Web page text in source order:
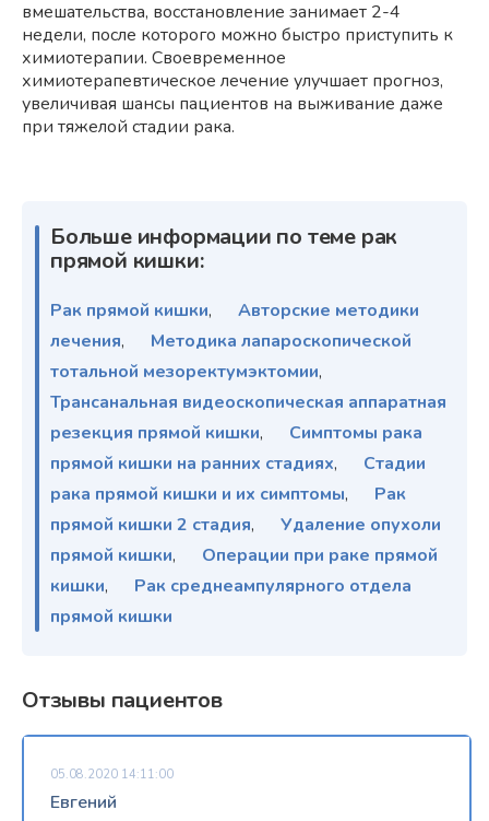
вмешательства, восстановление занимает 2-4
недели, после которого можно быстро приступить к
химиотерапии. Своевременное
химиотерапевтическое лечение улучшает прогноз,
увеличивая шансы пациентов на выживание даже
при тяжелой стадии рака.
Больше информации по теме рак
прямой кишки:
Рак прямой кишки,
Авторские методики
лечения,
Методика лапароскопической
тотальной мезоректумэктомии,
Трансанальная видеоскопическая аппаратная
резекция прямой кишки,
Симптомы рака
прямой кишки на ранних стадиях,
Стадии
рака прямой кишки и их симптомы,
Рак
прямой кишки 2 стадия,
Удаление опухоли
прямой кишки,
Операции при раке прямой
кишки,
Рак среднеампулярного отдела
прямой кишки
Отзывы пациентов
05.08.2020 14:11:00
Евгений